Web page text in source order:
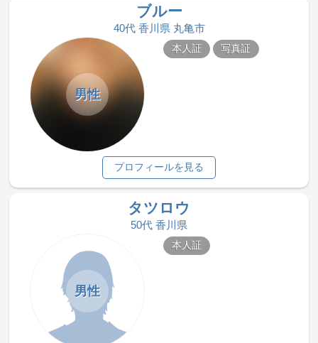
ブルー
40代 香川県 丸亀市
男性
本人証 写真証
プロフィールを見る
タツロウ
50代 香川県
男性
本人証